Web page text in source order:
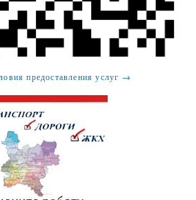
предоставления услуг →